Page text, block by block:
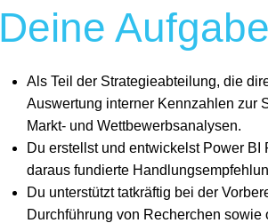
Deine
Als Teil der Strategieabteilung, die
Auswertung interner Kennzahlen zur
Markt- und Wettbewerbsanalysen.
Du erstellst und entwickelst Power
daraus fundierte
Du unterstützt tatkräftig bei der
Durchführung von Recherchen